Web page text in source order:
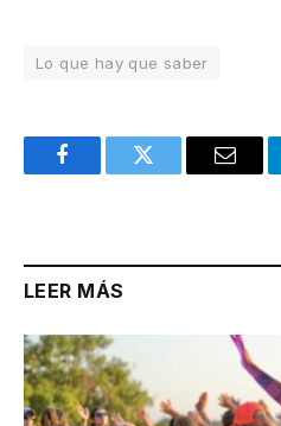
Lo que hay que saber
FacebookTwitter Email
LEER MÁS